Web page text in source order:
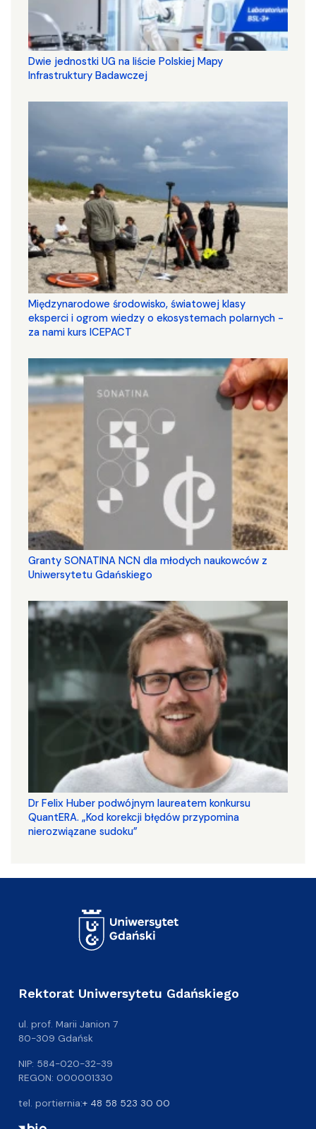
Dwie jednostki UG na liście Polskiej Mapy
Infrastruktury Badawczej
Międzynarodowe środowisko, światowej klasy
eksperci i ogrom wiedzy o ekosystemach polarnych -
za nami kurs ICEPACT
Granty SONATINA NCN dla młodych naukowców z
Uniwersytetu Gdańskiego
Dr Felix Huber podwójnym laureatem konkursu
QuantERA. „Kod korekcji błędów przypomina
nierozwiązane sudoku”
Rektorat Uniwersytetu Gdańskiego
ul. prof. Marii Janion 7
80-309 Gdańsk
NIP: 584-020-32-39
REGON: 000001330
tel. portiernia:+ 48 58 523 30 00